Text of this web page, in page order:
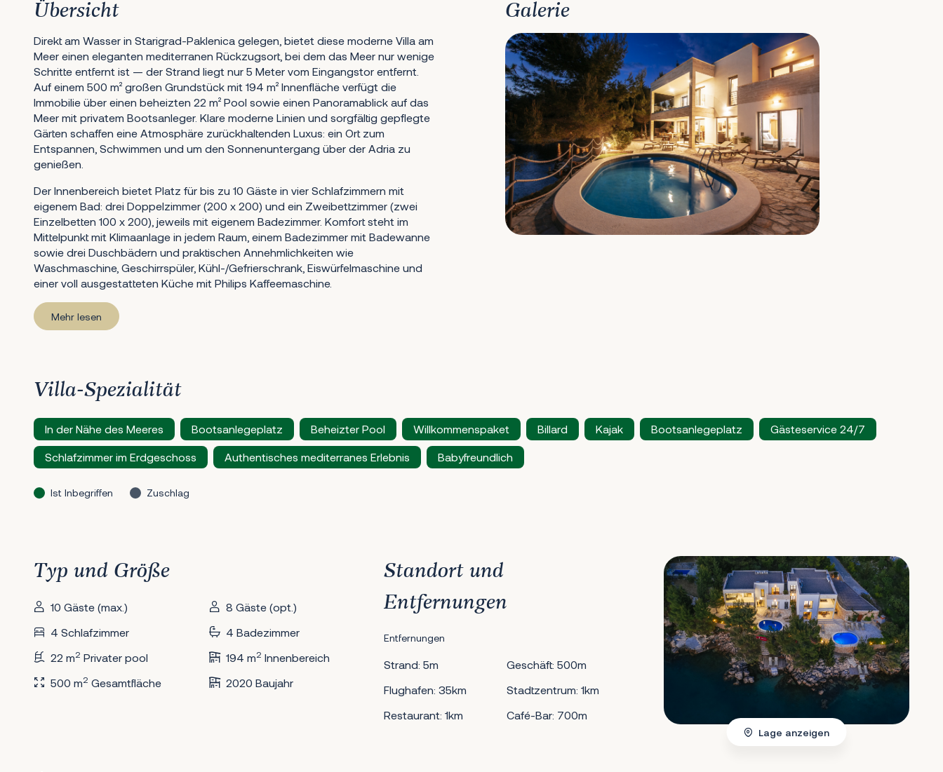
Übersicht
Direkt am Wasser in Starigrad-Paklenica gelegen, bietet diese moderne Villa am
Meer einen eleganten mediterranen Rückzugsort, bei dem das Meer nur wenige
Schritte entfernt ist — der Strand liegt nur 5 Meter vom Eingangstor entfernt.
Auf einem 500 m² großen Grundstück mit 194 m² Innenfläche verfügt die
Immobilie über einen beheizten 22 m² Pool sowie einen Panoramablick auf das
Meer mit privatem Bootsanleger. Klare moderne Linien und sorgfältig gepflegte
Gärten schaffen eine Atmosphäre zurückhaltenden Luxus: ein Ort zum
Entspannen, Schwimmen und um den Sonnenuntergang über der Adria zu
genießen.
Der Innenbereich bietet Platz für bis zu 10 Gäste in vier Schlafzimmern mit
eigenem Bad: drei Doppelzimmer (200 x 200) und ein Zweibettzimmer (zwei
Einzelbetten 100 x 200), jeweils mit eigenem Badezimmer. Komfort steht im
Mittelpunkt mit Klimaanlage in jedem Raum, einem Badezimmer mit Badewanne
sowie drei Duschbädern und praktischen Annehmlichkeiten wie
Waschmaschine, Geschirrspüler, Kühl-/Gefrierschrank, Eiswürfelmaschine und
einer voll ausgestatteten Küche mit Philips Kaffeemaschine.
Mehr lesen
Galerie
Villa-Spezialität
In der Nähe des Meeres Bootsanlegeplatz Beheizter Pool Willkommenspaket Billard Kajak Bootsanlegeplatz Gästeservice 24/7
Schlafzimmer im Erdgeschoss Authentisches mediterranes Erlebnis Babyfreundlich
Ist Inbegriffen Zuschlag
Typ und Größe
10 Gäste (max.)
8 Gäste (opt.)
4 Schlafzimmer
4 Badezimmer
22 m2 Privater pool 194 m2 Innenbereich
500 m2 Gesamtfläche 2020 Baujahr
Standort und
Entfernungen
Entfernungen
Strand: 5m
Geschäft: 500m
Flughafen: 35km
Stadtzentrum: 1km
Restaurant: 1km
Café-Bar: 700m
Lage anzeigen